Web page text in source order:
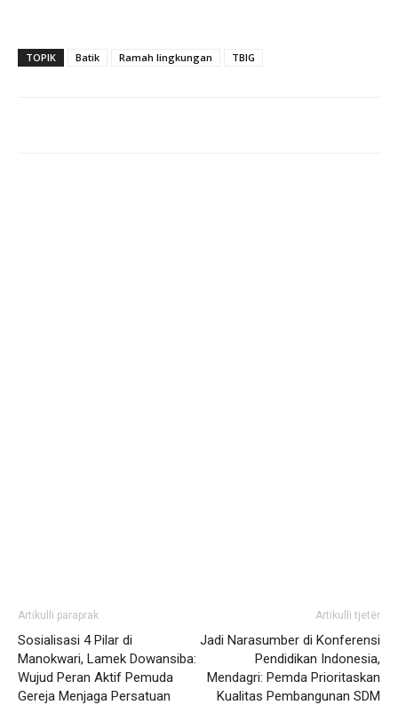
TOPIK Batik Ramah lingkungan TBIG
Artikulli paraprak
Sosialisasi 4 Pilar di
Manokwari, Lamek Dowansiba:
Wujud Peran Aktif Pemuda
Gereja Menjaga Persatuan
Artikulli tjetër
Jadi Narasumber di Konferensi
Pendidikan Indonesia,
Mendagri: Pemda Prioritaskan
Kualitas Pembangunan SDM